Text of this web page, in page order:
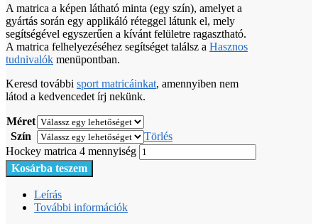
A matrica a képen látható minta (egy szín), amelyet a
gyártás során egy applikáló réteggel látunk el, mely
segítségével egyszerűen a kívánt felületre ragasztható.
A matrica felhelyezéséhez segítséget találsz a Hasznos
tudnivalók menüpontban.
Keresd további sport matricáinkat, amennyiben nem
látod a kedvencedet írj nekünk.
Méret
Szín
Törlés
Hockey matrica 4 mennyiség
Kosárba teszem
Leírás
További információk